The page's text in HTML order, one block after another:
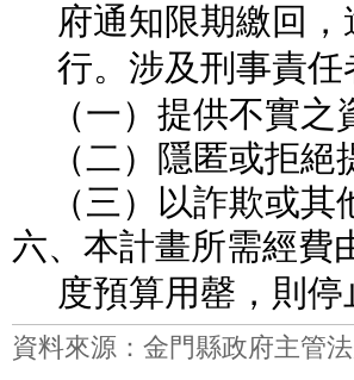
府通知限期繳回
行。涉及刑事責
（一）提供不實之
（二）隱匿或拒
（三）以詐欺或
六、本計畫所需經費
度預算用罄，則
資料來源：金門縣政府主管